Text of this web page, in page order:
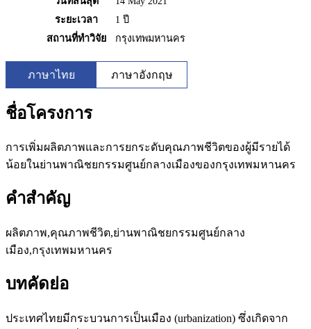
ระยะเวลา
1 ปี
สถานที่ทำวิจัย
กรุงเทพมหานคร
ภาษาไทย ภาษาอังกฤษ
ชื่อโครงการ
การเพิ่มผลิตภาพและการยกระดับคุณภาพชีวิตของผู้มีรายได้
น้อยในย่านพาณิชยกรรมศูนย์กลางเมืองของกรุงเทพมหานคร
คำสำคัญ
ผลิตภาพ,คุณภาพชีวิต,ย่านพาณิชยกรรมศูนย์กลาง
เมือง,กรุงเทพมหานคร
บทคัดย่อ
ประเทศไทยมีกระบวนการเป็นเมือง (urbanization) ซึ่งเกิดจาก